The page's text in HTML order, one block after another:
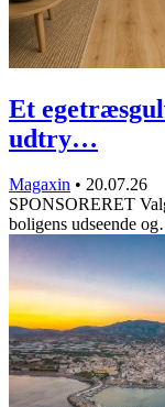
Et
udtry…
Magaxin • 20.07.26
SPONSORERET
boligens udseende